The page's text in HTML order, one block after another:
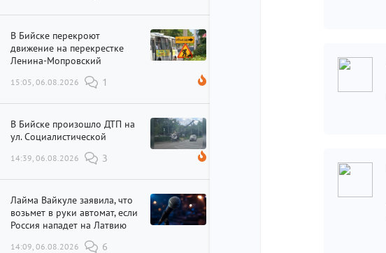
В Бийске перекроют
движение на перекрестке
Ленина-Мопровский
15:05, 06.08.2026 1
В Бийске произошло ДТП на
ул. Социалистической
14:39, 06.08.2026 3
Лайма Вайкуле заявила, что
возьмет в руки автомат, если
Россия нападет на Латвию
14:09, 06.08.2026 6